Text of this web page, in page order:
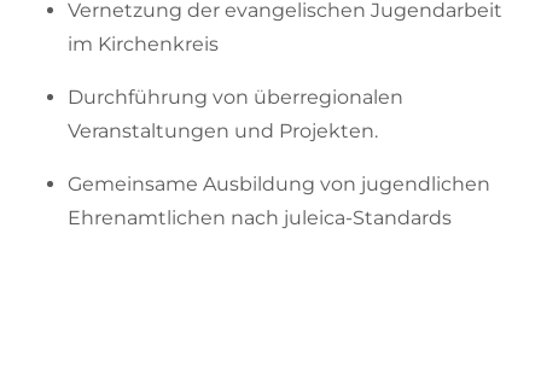
Vernetzung der evangelischen Jugendarbeit
im Kirchenkreis
Durchführung von überregionalen
Veranstaltungen und Projekten.
Gemeinsame Ausbildung von jugendlichen
Ehrenamtlichen nach juleica-Standards